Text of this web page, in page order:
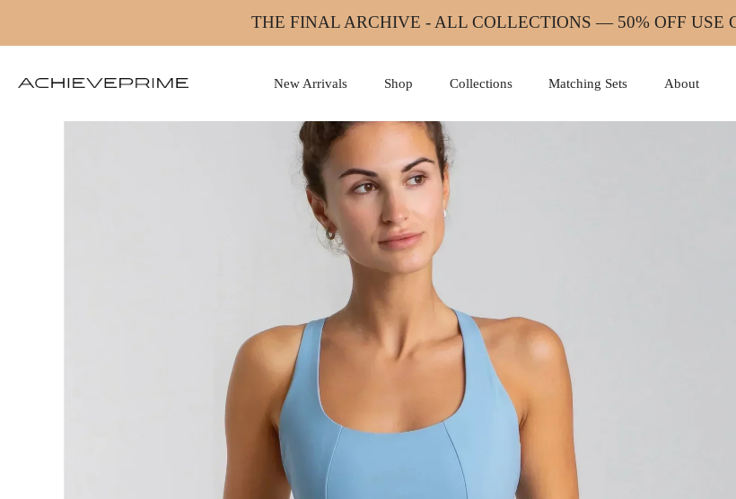
THE FINAL ARCHIVE - ALL COLLECTIONS — 50% OFF USE
New Arrivals Shop Collections Matching Sets About